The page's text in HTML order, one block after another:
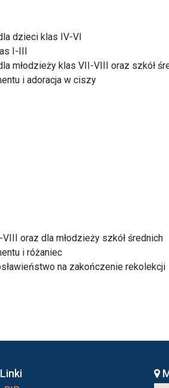
dzieci klas IV-VI
I-III
młodzieży klas VII-VIII oraz szkół
i adoracja w ciszy
oraz dla młodzieży szkół średnich
i różaniec
na zakończenie rekolekcji
Linki